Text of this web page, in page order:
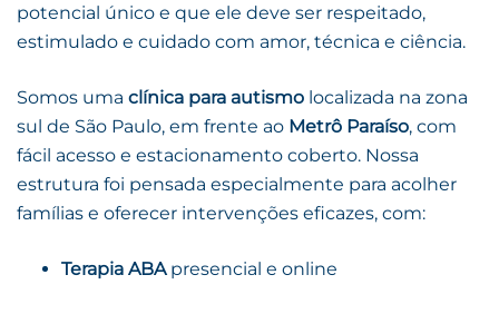
potencial único e que ele deve ser respeitado,
estimulado e cuidado com amor, técnica e ciência.
Somos uma clínica para autismo localizada na zona
sul de São Paulo, em frente ao Metrô Paraíso, com
fácil acesso e estacionamento coberto. Nossa
estrutura foi pensada especialmente para acolher
famílias e oferecer intervenções eficazes, com:
Terapia ABApresencial e online